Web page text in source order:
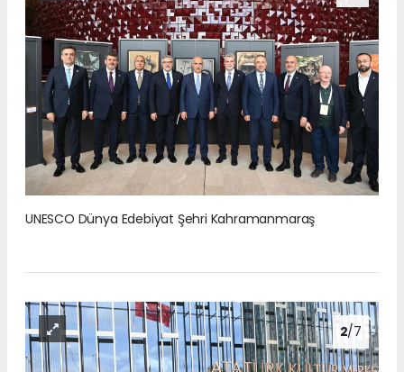
UNESCO Dünya Edebiyat Şehri Kahramanmaraş
2/7